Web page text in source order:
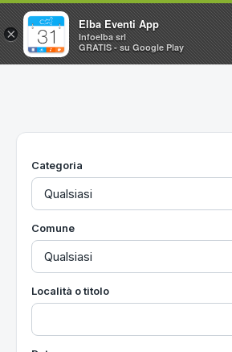
Home
Utilità
Categoria
Comune
Località o titolo
×
Elba Eventi App
Infoelba srl
GRATIS - su Google Play